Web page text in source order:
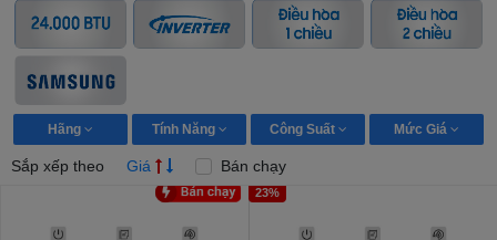
Hãng Tính Năng Công Suất Mức Giá
Sắp xếp theo Giá Bán chạy
23%